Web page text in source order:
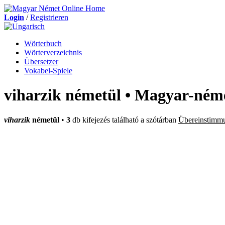
Login /Registrieren
Wörterbuch
Wörterverzeichnis
Übersetzer
Vokabel-Spiele
viharzik németül • Magyar-
viharzik németül • 3 db kifejezés található a szótárban